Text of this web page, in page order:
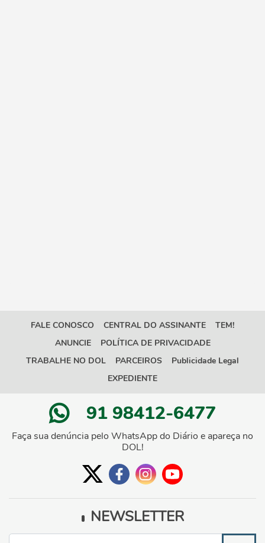
FALE CONOSCO CENTRAL DO ASSINANTE
TEM!
ANUNCIE
POLÍTICA DE PRIVACIDADE
TRABALHE NO DOL
PARCEIROS
Publicidade Legal
EXPEDIENTE
91 98412-6477
Faça sua denúncia pelo WhatsApp do Diário e apareça no
DOL!
NEWSLETTER